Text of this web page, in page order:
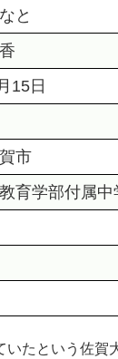
と
15日
市
育学部付属中
いたという佐賀